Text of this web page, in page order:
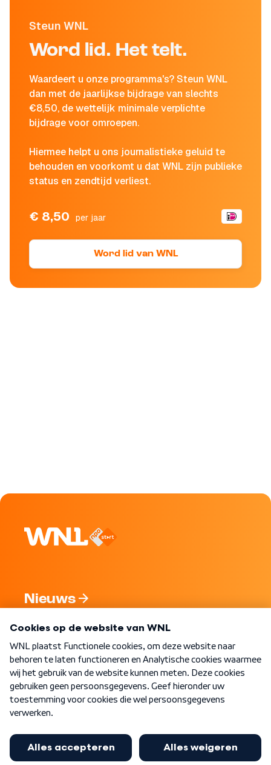
Steun WNL
Word lid. Het telt.
Waardeert u onze programma's? Steun WNL
dan met de jaarlijkse bijdrage van slechts
€8,50, de wettelijk minimale verplichte
bijdrage voor omroepen.
Hiermee helpt u ons journalistieke geluid te
behouden en voorkomt u dat WNL zijn publieke
status en zendtijd verliest.
€ 8,50 per jaar
Word lid van WNL
Nieuws
Nieuwsbrief
Word Lid